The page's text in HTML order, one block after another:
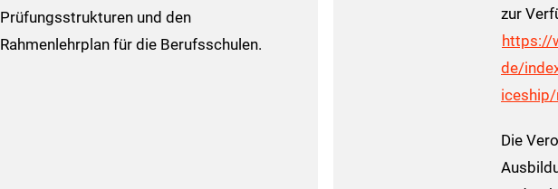
Prüfungsstrukturen und den
Rahmenlehrplan für die Berufsschulen.
zur
https://
de/
Die